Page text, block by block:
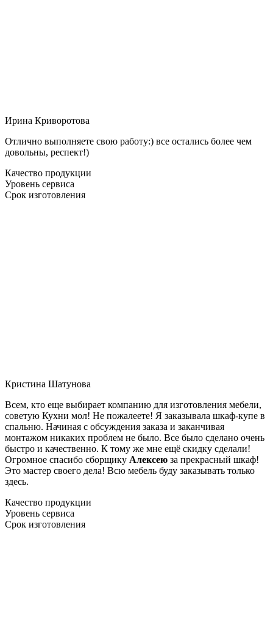
Ирина Криворотова
Отлично выполняете свою работу:) все остались более чем
довольны, респект!)
Качество продукции
Уровень сервиса
Срок изготовления
Кристина Шатунова
Всем, кто еще выбирает компанию для изготовления мебели,
советую Кухни мол! Не пожалеете! Я заказывала шкаф-купе в
спальню. Начиная с обсуждения заказа и заканчивая
монтажом никаких проблем не было. Все было сделано очень
быстро и качественно. К тому же мне ещё скидку сделали!
Огромное спасибо сборщику Алексею за прекрасный шкаф!
Это мастер своего дела! Всю мебель буду заказывать только
здесь.
Качество продукции
Уровень сервиса
Срок изготовления